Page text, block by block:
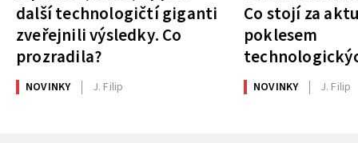
další technologičtí giganti
zveřejnili výsledky. Co
prozradila?
NOVINKY J. Filip
Co stojí za
poklesem
NOVINKY J. Filip